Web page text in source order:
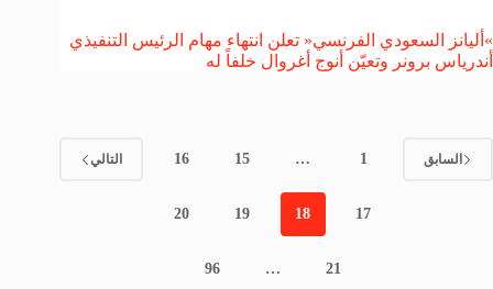
»أليانز السعودي الفرنسي« تعلن انتهاء مهام الرئيس التنفيذي
أندرياس برونر وتعيّن أنوج أغروال خلفاً له
السابق 1
…
15
16
17
18
19
20
21
…
96
التالي